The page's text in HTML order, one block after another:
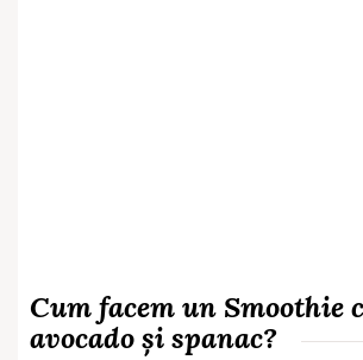
Cum facem un Smoothie
avocado și spanac?